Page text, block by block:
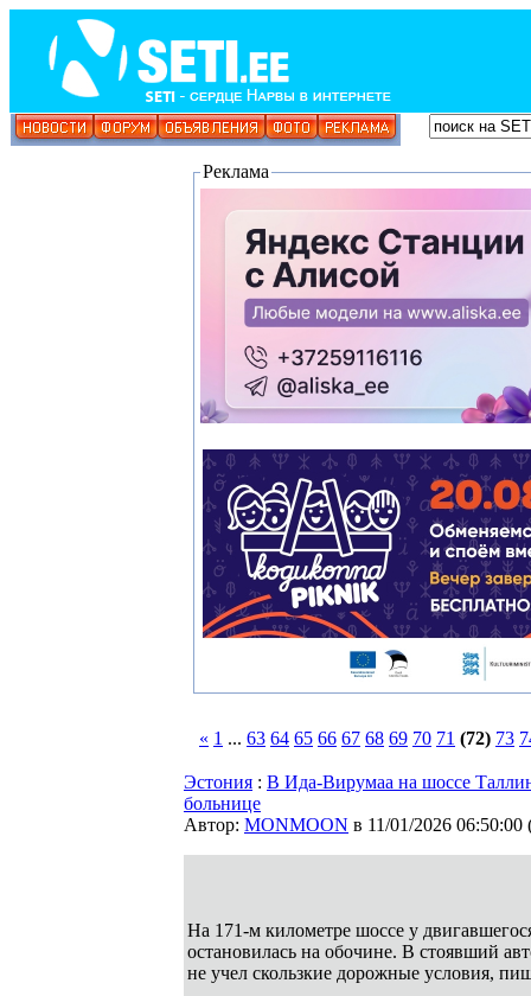
Реклама
« 1 ... 63 64 65 66 67 68 69 70 71 (72) 73
Эстония : В Ида-Вирумаа на шоссе
больнице
Автор: MONMOON в 11/01/2026 06:50:00
На 171-м километре шоссе у
остановилась на обочине. В стоявший
не учел скользкие дорожные условия,